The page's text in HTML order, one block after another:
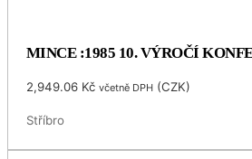
MINCE :1985 10. VÝROČÍ
2,949.06 Kč včetně DPH(CZK)
Stříbro